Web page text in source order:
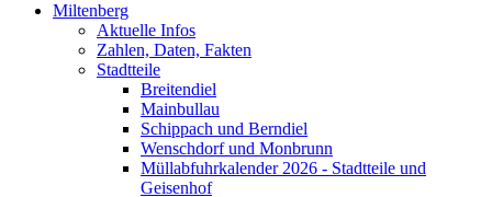
Miltenberg
Aktuelle Infos
Zahlen, Daten, Fakten
Stadtteile
Breitendiel
Mainbullau
Schippach und Berndiel
Wenschdorf und Monbrunn
Müllabfuhrkalender 2026 - Stadtteile und
Geisenhof